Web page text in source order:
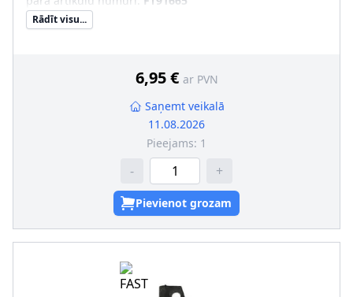
Rādīt visu...
6,95 € ar PVN
Saņemt veikalā
11.08.2026
Pieejams: 1
- +
Pievienot grozam